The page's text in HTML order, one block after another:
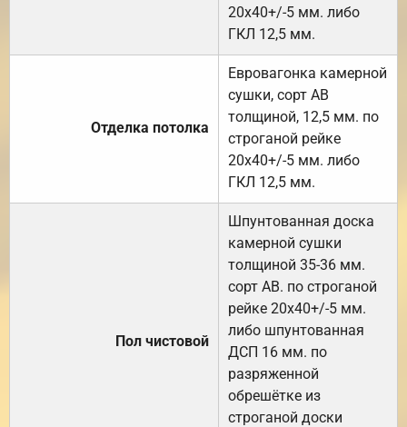
20х40+/-5 мм. либо
ГКЛ 12,5 мм.
Отделка потолка
Евровагонка камерной
сушки, сорт АВ
толщиной, 12,5 мм. по
строганой рейке
20х40+/-5 мм. либо
ГКЛ 12,5 мм.
Пол чистовой
Шпунтованная доска
камерной сушки
толщиной 35-36 мм.
сорт АВ. по строганой
рейке 20х40+/-5 мм.
либо шпунтованная
ДСП 16 мм. по
разряженной
обрешётке из
строганой доски